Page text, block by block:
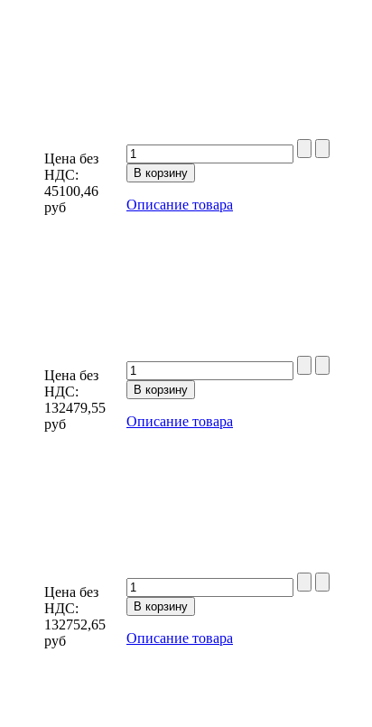
Цена без
НДС:
45100,46
руб
Описание товара
Цена без
НДС:
132479,55
руб
Описание товара
Цена без
НДС:
132752,65
руб
Описание товара